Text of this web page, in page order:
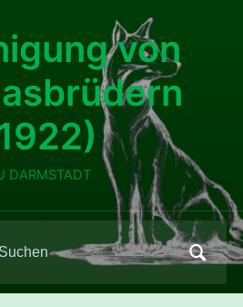
von
DARMSTADT